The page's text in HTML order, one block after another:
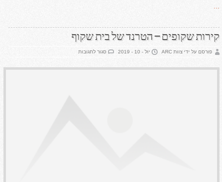
...
קירות שקופים – הטרנד של בית שקוף
פורסם על ידי צוות ARC יול - 10 - 2019 סגור לתגובותעל
–